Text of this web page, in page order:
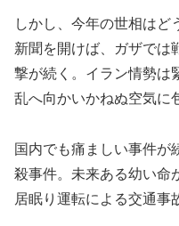
しかし、今年の世相はど
新聞を開けば、ガザでは
撃が続く。イラン情勢は
乱へ向かいかねぬ空気に
国内でも痛ましい事件が
殺事件。未来ある幼い命
居眠り運転による交通事